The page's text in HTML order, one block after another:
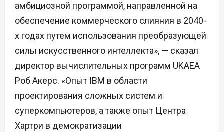
амбициозной программой, направленной на
обеспечение коммерческого слияния в 2040-
х годах путем использования преобразующей
силы искусственного интеллекта», — сказал
директор вычислительных программ UKAEA
Роб Акерс. «Опыт IBM в области
проектирования сложных систем и
суперкомпьютеров, а также опыт Центра
Хартри в демократизации